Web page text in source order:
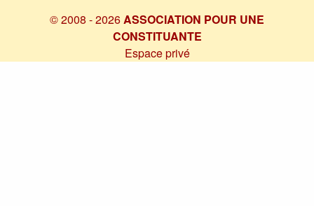
© 2008 - 2026 ASSOCIATION POUR UNE
CONSTITUANTE
Espace privé